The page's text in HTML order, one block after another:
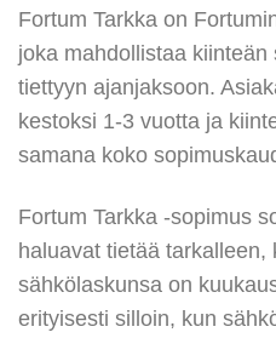
Fortum Tarkka on
joka mahdollistaa
tiettyyn ajanjaksoon.
kestoksi 1-3 vuotta ja
samana koko
Fortum Tarkka -sopimus
haluavat tietää tarkalleen,
sähkölaskunsa on
erityisesti silloin, kun